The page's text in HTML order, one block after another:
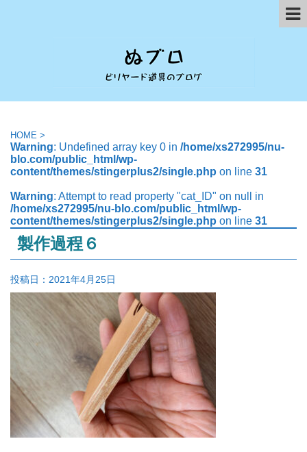
HOME >
Warning: Undefined array key 0 in /home/xs272995/nu-
blo.com/public_html/wp-
content/themes/stingerplus2/single.php on line 31
Warning: Attempt to read property "cat_ID" on null in
/home/xs272995/nu-blo.com/public_html/wp-
content/themes/stingerplus2/single.php on line 31
製作過程６
投稿日： 2021年4月25日